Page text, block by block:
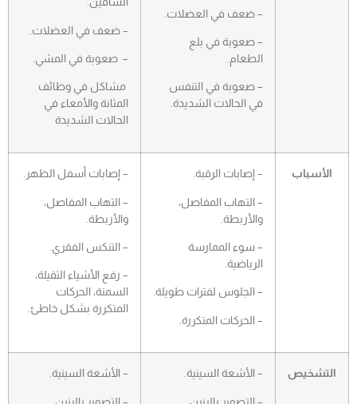
– ضعف في العضلات.
– صعوبة في بلع
الطعام.
– صعوبة في التنفس
في الحالات الشديدة.
– ضعف في العضلات.
– صعوبة في المشي.
مشاكل في وظائف
المثانة والأمعاء في
الحالات الشديدة
الأسباب – إصابات الرقبة.
– التهاب المفاصل،
والأربطة.
– سوء الممارسة
الرياضية.
– الجلوس لفترات طويلة.
– الحركات المتكررة.
– إصابات أسفل الظهر.
– التهاب المفاصل،
والأربطة.
– التنكس الفقري.
– رفع الأشياء الثقيلة،
السمنة، الحركات
المتكررة بشكل خاطئ.
التشخيص – الأشعة السينية.
– التصوير بالرنين
– الأشعة السينية.
– التصوير بالرنين